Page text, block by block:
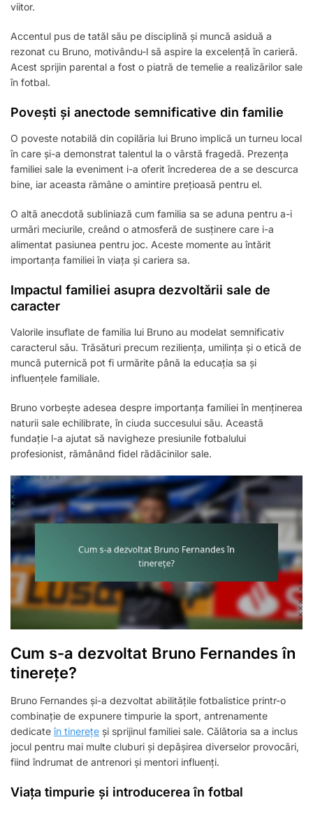
viitor.
Accentul pus de tatăl său pe disciplină și muncă asiduă a
rezonat cu Bruno, motivându-l să aspire la excelență în carieră.
Acest sprijin parental a fost o piatră de temelie a realizărilor sale
în fotbal.
Povești și anectode semnificative din familie
O poveste notabilă din copilăria lui Bruno implică un turneu local
în care și-a demonstrat talentul la o vârstă fragedă. Prezența
familiei sale la eveniment i-a oferit încrederea de a se descurca
bine, iar aceasta rămâne o amintire prețioasă pentru el.
O altă anecdotă subliniază cum familia sa se aduna pentru a-i
urmări meciurile, creând o atmosferă de susținere care i-a
alimentat pasiunea pentru joc. Aceste momente au întărit
importanța familiei în viața și cariera sa.
Impactul familiei asupra dezvoltării sale de
caracter
Valorile insuflate de familia lui Bruno au modelat semnificativ
caracterul său. Trăsături precum reziliența, umilința și o etică de
muncă puternică pot fi urmărite până la educația sa și
influențele familiale.
Bruno vorbește adesea despre importanța familiei în menținerea
naturii sale echilibrate, în ciuda succesului său. Această
fundație l-a ajutat să navigheze presiunile fotbalului
profesionist, rămânând fidel rădăcinilor sale.
Cum s-a dezvoltat Bruno Fernandes în
tinerețe?
Bruno Fernandes și-a dezvoltat abilitățile fotbalistice printr-o
combinație de expunere timpurie la sport, antrenamente
dedicate în tinerețe și sprijinul familiei sale. Călătoria sa a inclus
jocul pentru mai multe cluburi și depășirea diverselor provocări,
fiind îndrumat de antrenori și mentori influenți.
Viața timpurie și introducerea în fotbal